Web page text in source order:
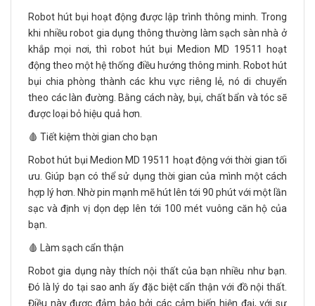
Robot hút bụi hoạt động được lập trình thông minh. Trong
khi nhiều robot gia dụng thông thường làm sạch sàn nhà ở
khắp mọi nơi, thì robot hút bụi Medion MD 19511 hoạt
động theo một hệ thống điều hướng thông minh. Robot hút
bụi chia phòng thành các khu vực riêng lẻ, nó di chuyển
theo các làn đường. Bằng cách này, bụi, chất bẩn và tóc sẽ
được loại bỏ hiệu quả hơn.
🩸 Tiết kiệm thời gian cho bạn
Robot hút bụi Medion MD 19511 hoạt động với thời gian tối
ưu. Giúp bạn có thể sử dụng thời gian của mình một cách
hợp lý hơn. Nhờ pin mạnh mẽ hút lên tới 90 phút với một lần
sạc và định vị dọn dẹp lên tới 100 mét vuông căn hộ của
bạn.
🩸 Làm sạch cẩn thận
Robot gia dụng này thích nội thất của bạn nhiều như bạn.
Đó là lý do tại sao anh ấy đặc biệt cẩn thận với đồ nội thất.
Điều này được đảm bảo bởi các cảm biến hiện đại, với sự